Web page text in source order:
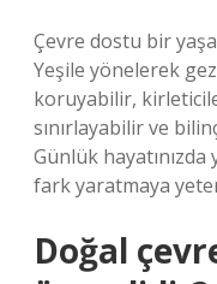
Çevre dostu bir
Yeşile yönelerek
koruyabilir,
sınırlayabilir ve
Günlük hayatınızda
fark yaratmaya
Doğal